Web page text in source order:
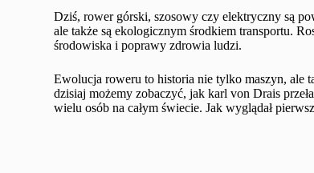
Dziś, rower górski, szosowy czy elektryczny są
ale także są ekologicznym środkiem transportu.
środowiska i poprawy zdrowia ludzi.
Ewolucja roweru to historia nie tylko maszyn,
dzisiaj możemy zobaczyć, jak karl von Drais
wielu osób na całym świecie. Jak wyglądał